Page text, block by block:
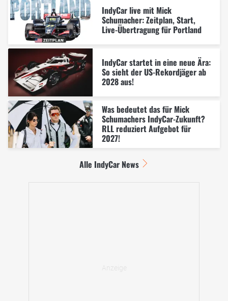
IndyCar live mit Mick
Schumacher: Zeitplan, Start,
Live-Übertragung für Portland
IndyCar startet in eine neue Ära:
So sieht der US-Rekordjäger ab
2028 aus!
Was bedeutet das für Mick
Schumachers IndyCar-Zukunft?
RLL reduziert Aufgebot für
2027!
Alle IndyCar News